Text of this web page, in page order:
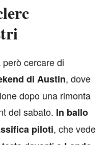
cercare di
di Austin, dove
dopo una rimonta
del sabato. In ballo
piloti, che vede